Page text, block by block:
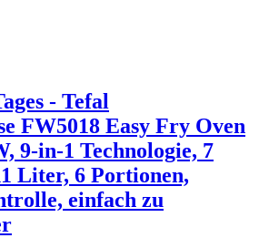
- Tefal
FW5018 Easy Fry Oven
9-in-1 Technologie, 7
Liter, 6 Portionen,
einfach zu